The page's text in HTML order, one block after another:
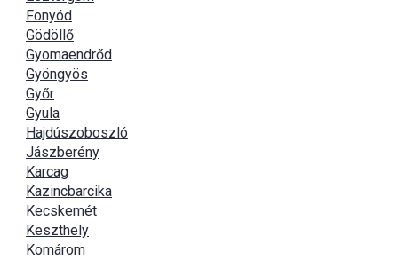
Fonyód
Gödöllő
Gyomaendrőd
Gyöngyös
Győr
Gyula
Hajdúszoboszló
Jászberény
Karcag
Kazincbarcika
Kecskemét
Keszthely
Komárom